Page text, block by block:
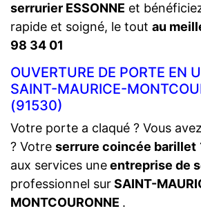
serrurier ESSONNE et
rapide et soigné, le tout au
98 34 01
OUVERTURE DE PORTE EN
SAINT-MAURICE-
(91530)
Votre porte a claqué ? Vous
? Votre serrure coincée barillet
aux services uneentreprise de
professionnel surSAINT-
MONTCOURONNE .